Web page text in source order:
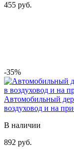
455 руб.
-35%
Автомобильный
воздуховод и на
В наличии
892 руб.